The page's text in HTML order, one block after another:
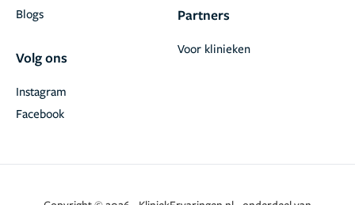
Blogs
Volg ons
Facebook
Instagram
Partners
Voor klinieken